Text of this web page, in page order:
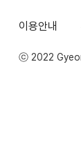
이용안내
ⓒ 2022